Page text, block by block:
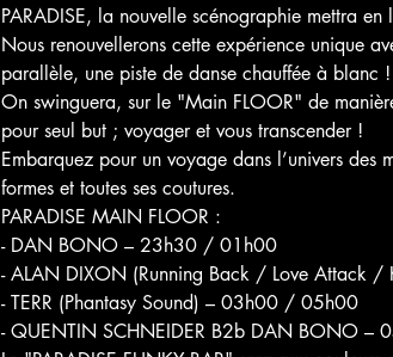
PARADISE, la nouvelle scénographie mettra
Nous renouvellerons cette expérience unique
parallèle, une piste de danse chauffée à blanc !
On swinguera, sur le "Main FLOOR" de
pour seul but ; voyager et vous transcender !
Embarquez pour un voyage dans l’univers des
formes et toutes ses coutures.
PARADISE MAIN FLOOR :
- DAN BONO – 23h30 / 01h00
- ALAN DIXON (Running Back / Love Attack
- TERR (Phantasy Sound) – 03h00 / 05h00
- QUENTIN SCHNEIDER B2b DAN BONO